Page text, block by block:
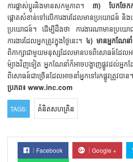
ការផ្លាស់ប្តូរនិងមានសកម្មភាព។ ៣) បែកចែកកា
ផ្តោតសំខាន់ទៅលើការងារដែលមានប្រយោជន៍ និង
ប្រយោជន៍។ ដើម្បីដឹងថា ការងារណាមានប្រយ
ការងារដែលអ្នកត្រូវក្នុងថ្ងៃនេះ។ ៤) មានអ្នកណែន
ពិភាក្សាជាមួយមនុស្សដែលមានបទពិសោធន៍ដែល
ម៉្យាងវិញទៀត អ្នកណែនាំក៏អាចបង្ហាញផ្លូវដល់អ្ន
ពិសោធន៍ជាច្រើនដែលអាចនាំអ្នកទៅរកផ្លូវត្រូវបា
ប្រភព៖ www.inc.com
TAGS: គំនិតសហគ្រិន
Facebook Google +